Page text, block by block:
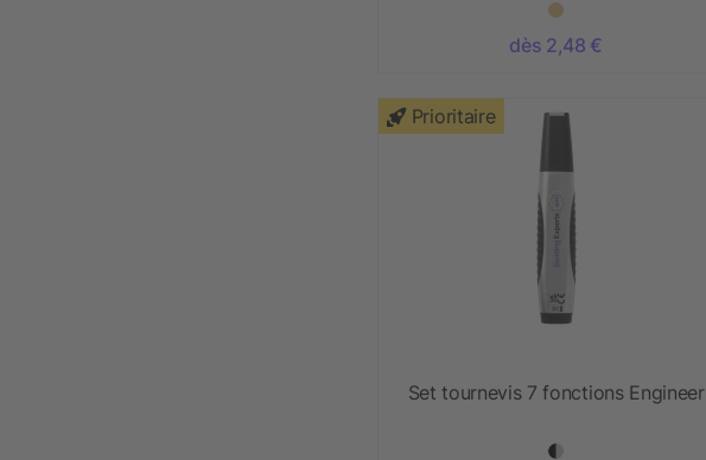
dès 2,48 €
Prioritaire
Set tournevis 7 fonctions Engineer